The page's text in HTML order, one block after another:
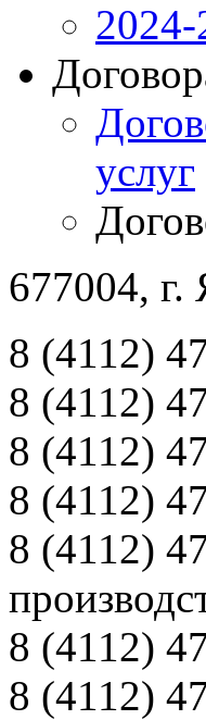
услуг
677004, г.
8 (4112)
8 (4112)
8 (4112)
8 (4112)
8 (4112)
8 (4112)
8 (4112)